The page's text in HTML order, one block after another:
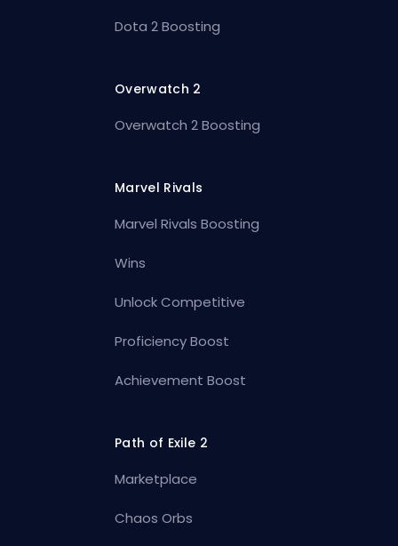
Dota 2 Boosting
Overwatch 2
Overwatch 2 Boosting
Marvel Rivals
Marvel Rivals Boosting
Wins
Unlock Competitive
Proficiency Boost
Achievement Boost
Path of Exile 2
Marketplace
Chaos Orbs